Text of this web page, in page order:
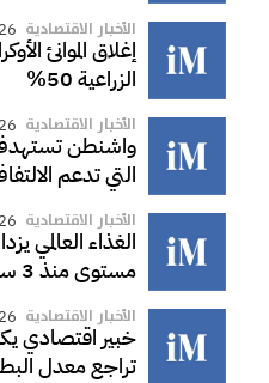
الأخبار الاقتصادية
إغلاق الموانئ
الزراعية 50%
الأخبار الاقتصادية
واشنطن
التي تدعم
الأخبار الاقتصادية
الغذاء العالمي
مستوى منذ 3 سنوات
الأخبار الاقتصادية
خبير اقتصادي
تراجع معدل